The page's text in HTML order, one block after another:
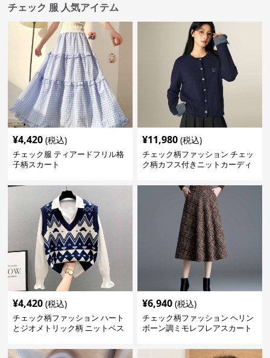
チェック 服 人気アイテム
¥4,420 (税込)
チェック服 ティアードフリル格
子柄スカート
¥11,980 (税込)
チェック柄ファッション チェッ
ク柄カフス付きニットカーディ
¥4,420 (税込)
チェック柄ファッション ハート
とジオメトリック柄 ニットベス
¥6,940 (税込)
チェック柄ファッション ヘリン
ボーン調ミモレフレアスカート